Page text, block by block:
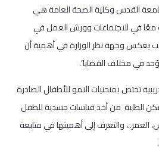
القدس وكلية الصحة العامة هي
معًا في الاجتماعات وورش العمل في
يعكس وجهة نظر الوزارة في أهمية أن
في مختلف القضايا”.
تختص بمنحنيات النمو للأطفال الصادرة
الطلبة من أخذ قياسات جسدية للطفل
العمر..، والتعرف إلى أهميتها في متابعة